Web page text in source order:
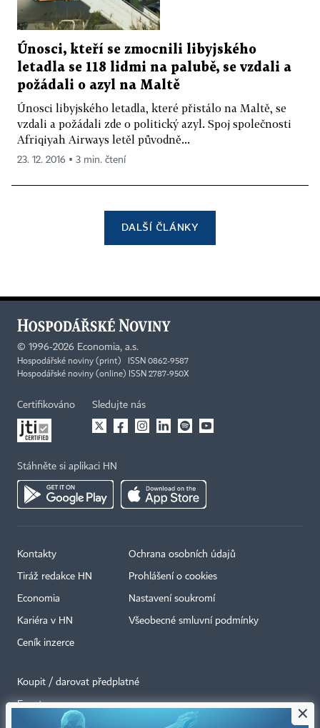
Únosci, kteří se zmocnili libyjského
letadla se 118 lidmi na palubě, se vzdali a
požádali o azyl na Maltě
Únosci libyjského letadla, které přistálo na Maltě, se
vzdali a požádali zde o politický azyl. Spoj společnosti
Afriqiyah Airways letěl původně...
23. 12. 2016 ▪ 3 min. čtení
DALŠÍ ČLÁNKY
© 1996-2026 Economia, a.s.
Hospodářské noviny (print) ISSN 0862-9587
Hospodářské noviny (online) ISSN 2787-950X
Certifikováno Sledujte nás
Stáhněte si aplikaci HN
Kontakty
Tiráž redakce HN
Economia
Kariéra v HN
Ceník inzerce
Ochrana osobních údajů
Prohlášení o cookies
Nastavení soukromí
Všeobecné smluvní podmínky
Koupit / darovat předplatné
Eventy ×